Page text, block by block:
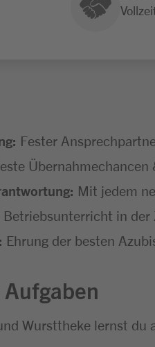
Fester
Mit jedem
Betriebsunterricht in der
Ehrung der besten
Wursttheke lernst du